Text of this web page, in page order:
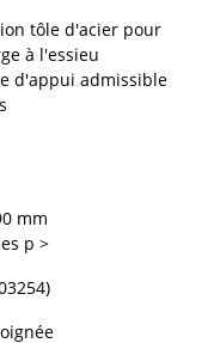
tôle d'acier pour
à l'essieu
d'appui admissible
mm
p >